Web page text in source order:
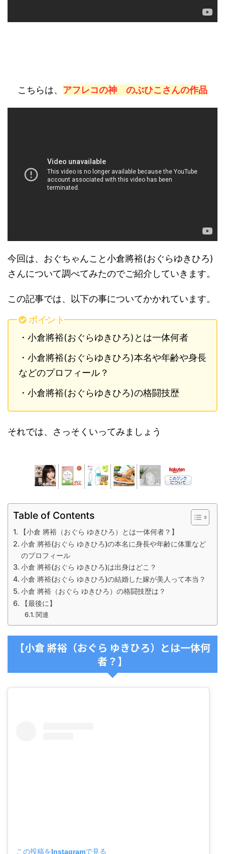
こちらは、 アフレコの神 のぶひこさんの作品
今回は、おぐちゃんこと小倉將裕(おぐらゆきひろ)
さんについて調べてみたのでご紹介していきます。
この記事では、以下の事についてかかれています。
ポイント
・小倉將裕(おぐらゆきひろ)とは一体何者
・小倉將裕(おぐらゆきひろ)本名や年齢や身長
などのプロフィール？
・小倉將裕(おぐらゆきひろ)の格闘技歴
それでは、さっそくいってみましょう
Table of Contents
【小倉 將裕（おぐら ゆきひろ）とは一体何者？】
小倉 將裕(おぐら ゆきひろ)の本名に身長や年齢に体重など
のプロフィール
小倉 將裕(おぐら ゆきひろ)は出身はどこ？
小倉 將裕(おぐら ゆきひろ)の結婚した嫁が美人って本当？
小倉 將裕（おぐら ゆきひろ）の格闘技歴は？
【最後に】
関連
【小倉 將裕（おぐら ゆきひろ）とは一体何
者？】
この投稿をInstagramで見る